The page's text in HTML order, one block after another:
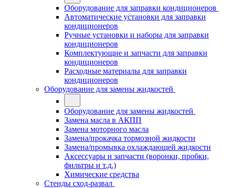
Оборудование для заправки кондиционеров
Автоматические установки для заправки
кондиционеров
Ручные установки и наборы для заправки
кондиционеров
Комплектующие и запчасти для заправки
кондиционеров
Расходные материалы для заправки
кондиционеров
Оборудование для замены жидкостей
Оборудование для замены жидкостей
Замена масла в АКПП
Замена моторного масла
Замена/прокачка тормозной жидкости
Замена/промывка охлаждающей жидкости
Аксессуары и запчасти (воронки, пробки,
фильтры и т.д.)
Химические средства
Стенды сход-развал